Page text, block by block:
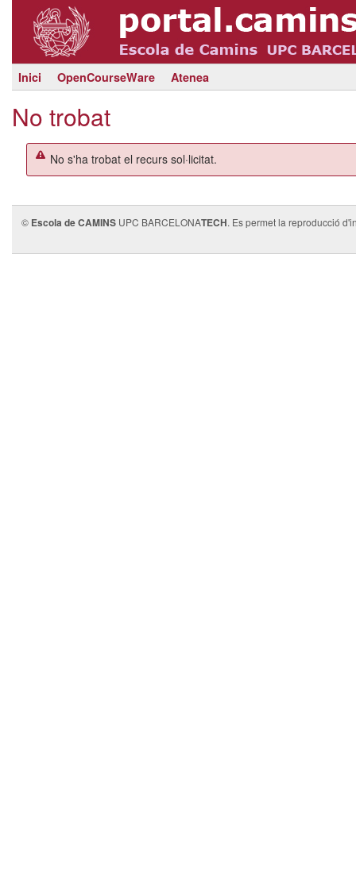
Inici OpenCourseWare Atenea
No trobat
No s'ha trobat el recurs sol·licitat.
© Escola de CAMINS UPC BARCELONATECH. Es permet la reproducció